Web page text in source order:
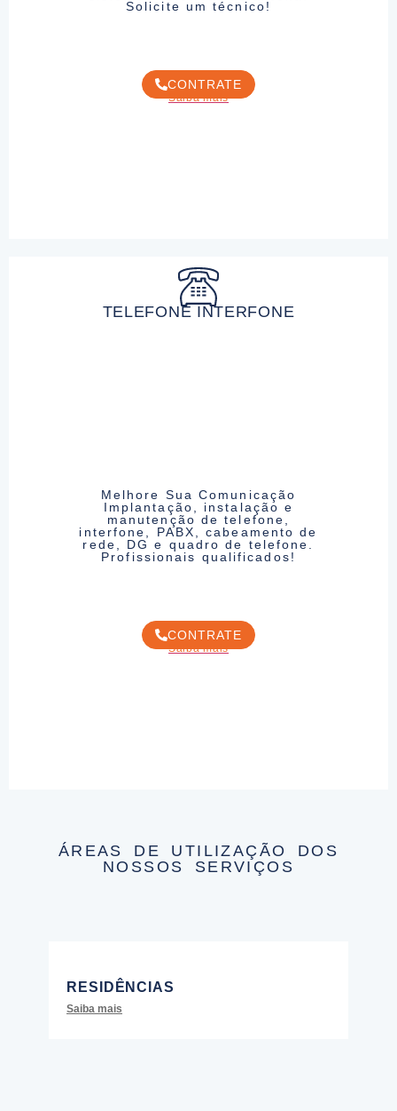
Solicite um técnico!
CONTRATE
Saiba mais
TELEFONE INTERFONE
Melhore Sua Comunicação
Implantação, instalação e
manutenção de telefone,
interfone, PABX, cabeamento de
rede, DG e quadro de telefone.
Profissionais qualificados!
CONTRATE
Saiba mais
ÁREAS DE UTILIZAÇÃO DOS
NOSSOS SERVIÇOS
RESIDÊNCIAS
Saiba mais